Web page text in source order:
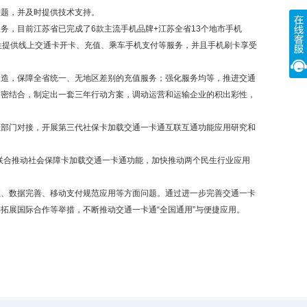
，并及时提供技术支持。
，目前江苏省已完成了6款主流手机品牌+江苏全省13个地市手机
供线上交通卡开卡、充值、乘车手机支付等服务，并且手机刷卡享受
，保障全省统一、无地区差别的充值服务；强化服务均等，推进交通
合，制定出一套三年行动方案，调动运营和运输企业的积出彩性，
门对接，开展第三代社保卡加载交通一卡通互联互通功能应用研究和
推动社会保障卡加载交通一卡通功能，加快推动两个民生行业应用
数据完善、移动支付规范应用等方面问题。通过进一步完善交通一卡
国际合作等举措，不断推动交通一卡通“全国通用”与便捷应用。